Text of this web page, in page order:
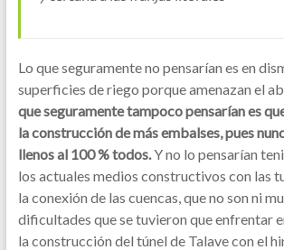
Lo que seguramente no pensarían es en
superficies de riego porque amenazan el
que seguramente tampoco pensarían es
la construcción de más embalses, pues
llenos al 100 % todos.Y no lo pensarían
los actuales medios constructivos con las
la conexión de las cuencas, que no son ni
dificultades que se tuvieron que enfrentar
la construcción del túnel de Talave con el